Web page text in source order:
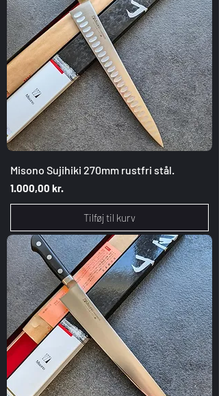
Misono Sujihiki 270mm rustfri stål.
Pris
1.000,00 kr.
Tilføj til kurv